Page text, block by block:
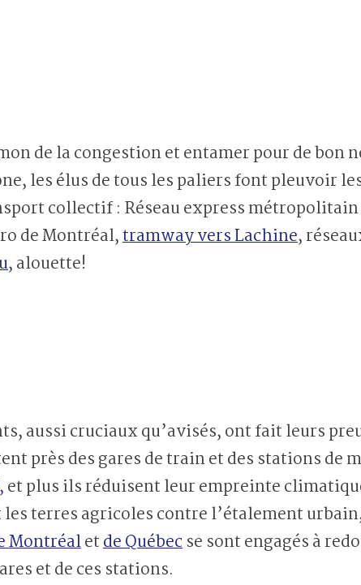
de la congestion et entamer pour de bon
les élus de tous les paliers font pleuvoir
collectif : Réseau express
de Montréal,tramway vers Lachine,
, alouette!
aussi cruciaux qu’avisés, ont fait leurs
près des gares de train et des stations de
, et plus ils réduisent leur empreinte
terres agricoles contre l’étalement
Montréaletde Québecse sont engagés à
et de ces stations.